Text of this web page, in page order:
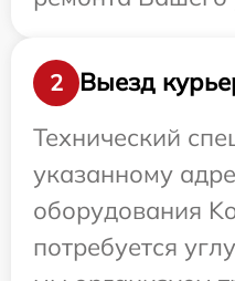
2
Выезд
Технический
указанному
оборудования
потребуется